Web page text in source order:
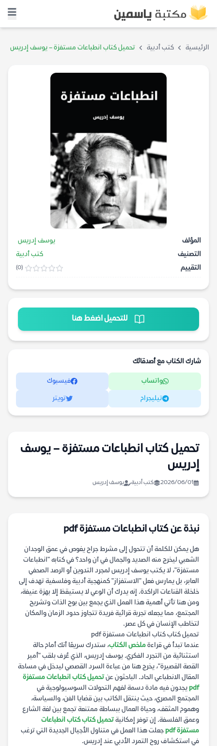
الرئيسية كتب أدبية تحميل كتاب انطباعات مستفزة – يوسف إدريس
المؤلف
يوسف إدريس
التصنيف
كتب أدبية
التقييم
(0)
للتحميل اضغط هنا
شارك الكتاب مع أصدقائك
واتساب فيسبوك
تيليجرام تويتر
تحميل كتاب انطباعات مستفزة – يوسف
إدريس
2026/06/01 كتب أدبية يوسف إدريس
نبذة عن كتاب انطباعات مستفزة pdf
هل يمكن للكلمة أن تتحول إلى مشرط جراح يغوص في عمق الوجدان
الشعبي ليخرج منه الصديد والجمال في آن واحد؟ في كتابه "انطباعات
مستفزة"، لا يكتب يوسف إدريس لمجرد التدوين أو الرصد الصحفي
العابر، بل يمارس فعل "الاستفزاز" كمنهجية أدبية وفلسفية تهدف إلى
خلخلة القناعات الراكدة. إنه يدرك أن الوعي لا يستيقظ إلا بهزة عنيفة،
ومن هنا تأتي أهمية هذا العمل الذي يجمع بين بوح الذات وتشريح
المجتمع، مما يجعله تجربة قرائية فريدة تتجاوز حدود الزمان والمكان
لتخاطب الإنسان في كل عصر.
تحميل كتاب كتاب انطباعات مستفزة pdf
عندما تبدأ في قراءةملخص الكتاب، ستدرك سريعًا أنك أمام حالة
استثنائية من التجرد الفكري. يوسف إدريس، الذي عُرف بلقب "أمير
القصة القصيرة"، يخرج هنا من عباءة السرد القصصي ليدخل في مساحة
المقال الانطباعي الحاد. الباحثون عنتحميل كتاب انطباعات مستفزة
pdf يجدون فيه مادة دسمة لفهم التحولات السوسيولوجية في
المجتمع المصري، حيث ينتقل الكاتب بين قضايا الفن، والسياسة،
وهموم المثقف، وحياة العمال ببساطة ممتنعة تجمع بين لغة الشارع
وعمق الفلسفة. إن توفر إمكانيةتحميل كتاب كتاب انطباعات
مستفزة pdf
جعلت هذا العمل في متناول الأجيال الجديدة التي ترغب
في استكشاف روح التمرد الأدبي عند إدريس.